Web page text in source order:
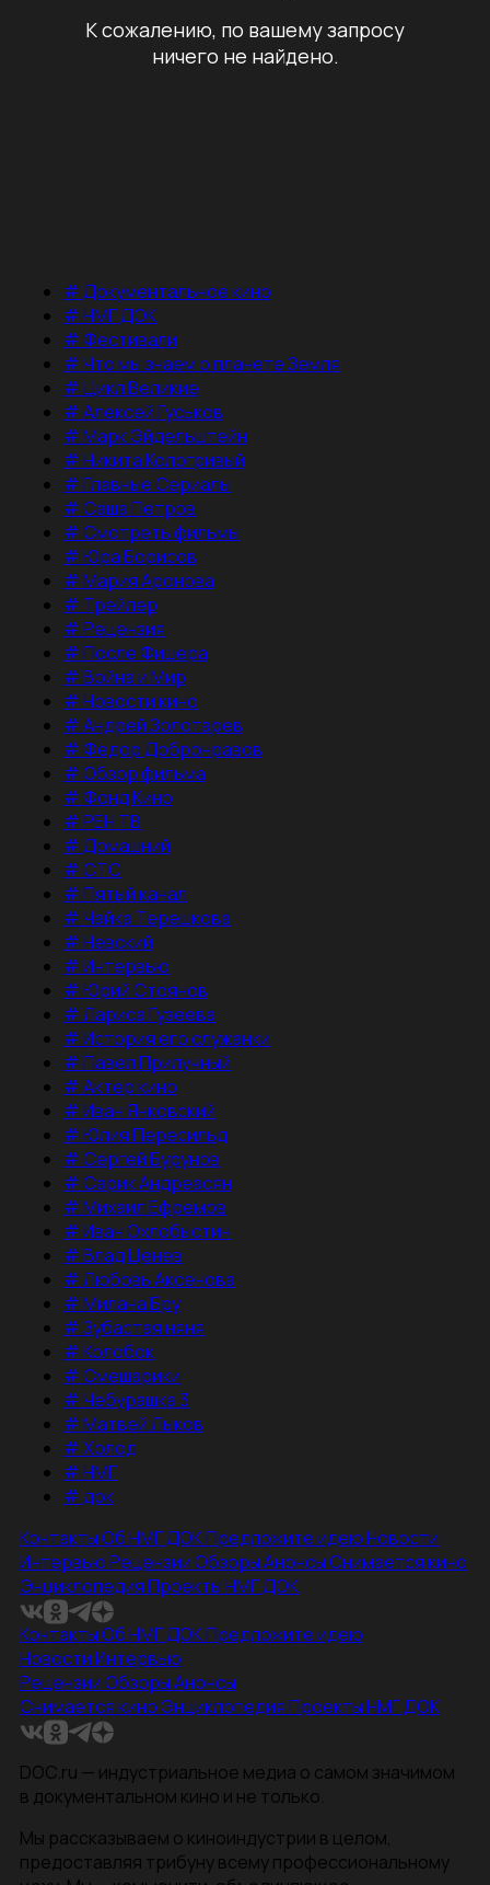
К сожалению, по вашему запросу
ничего не найдено.
#Документальное кино
#НМГ ДОК
#Фестивали
#Что мы знаем о планете Земля
#Цикл Великие
#Алексей Гуськов
#Марк Эйдельштейн
#Никита Кологривый
#Главные Сериалы
#Саша Петров
#Смотреть фильмы
#Юра Борисов
#Мария Аронова
# Трейлер
#Рецензия
#После Фишера
#Война и Мир
#Новости кино
#Андрей Золотарев
#Федор Добронравов
#Обзор фильма
#Фонд Кино
#РЕН ТВ
#Домашний
#СТС
#Пятый канал
#Чайка Терешкова
#Невский
#Интервью
#Юрий Стоянов
#Лариса Гузеева
#История его служанки
#Павел Прилучный
#Актер кино
#Иван Янковский
#Юлия Пересильд
#Сергей Бурунов
#Сарик Андреасян
#Михаил Ефремов
#Иван Охлобыстин
#Влад Ценев
#Любовь Аксенова
#Милана Бру
#Зубастая няня
#Колобок
#Смешарики
#Чебурашка 3
#Матвей Лыков
#Холод
#НМГ
#док
КонтактыОб НМГ ДОКПредложите идеюНовости
ИнтервьюРецензииОбзорыАнонсыСнимается кино
ЭнциклопедияПроекты НМГ ДОК
КонтактыОб НМГ ДОКПредложите идею
НовостиИнтервью
РецензииОбзорыАнонсы
Снимается кино ЭнциклопедияПроекты НМГ ДОК
DOC.ru — индустриальное медиа о самом значимом
в документальном кино и не только.
Мы рассказываем о киноиндустрии в целом,
предоставляя трибуну всему профессиональному